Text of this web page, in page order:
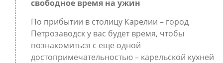
свободное время на ужин
По прибытии в столицу Карелии – город
Петрозаводск у вас будет время, чтобы
познакомиться с еще одной
достопримечательностью – карельской кухней